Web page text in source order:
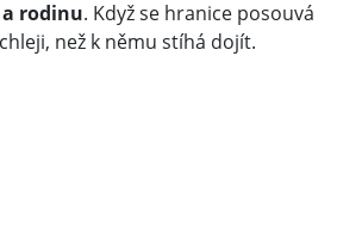
a rodinu. Když se hranice posouvá
než k němu stíhá dojít.